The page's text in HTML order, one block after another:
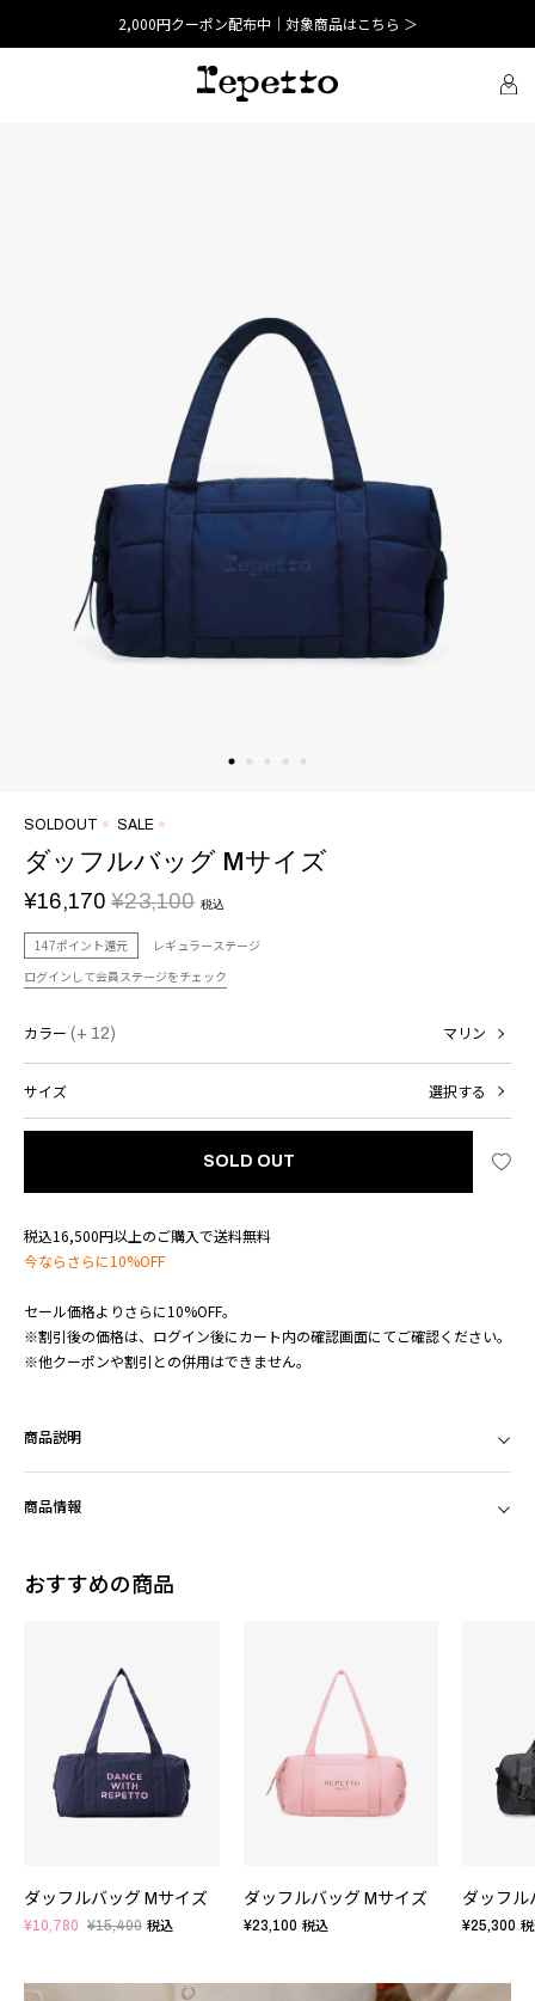
2,000円クーポン配布中｜対象商品はこちら ＞
SOLDOUT SALE
ダッフルバッグ Mサイズ
¥16,170 ¥23,100 税込
147ポイント還元
レギュラーステージ
ログインして会員ステージをチェック
カラー (+ 12) マリン
サイズ 選択する
SOLD OUT
税込16,500円以上のご購入で送料無料
今ならさらに10%OFF
セール価格よりさらに10%OFF。
※割引後の価格は、ログイン後にカート内の確認画面にてご確認ください。
※他クーポンや割引との併用はできません。
商品説明
商品情報
おすすめの商品
ダッフルバッグ Mサイズ
¥10,780 ¥15,400 税込
ダッフルバッグ Mサイズ
¥23,100 税込
ダッフル
¥25,300